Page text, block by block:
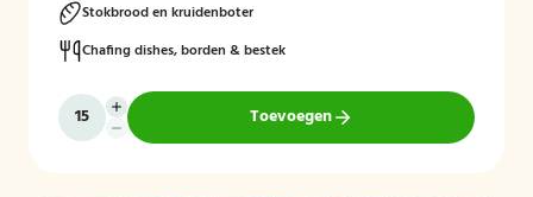
Stokbrood en kruidenboter
Chafing dishes, borden & bestek
Toevoegen